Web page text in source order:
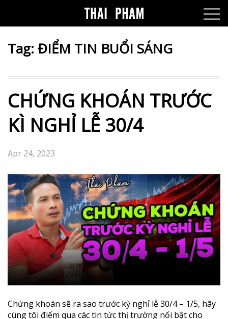
Tag: ĐIỂM TIN BUỔI SÁNG
CHỨNG KHOÁN TRƯỚC
KÌ NGHỈ LỄ 30/4
Apr 24, 2023
Chứng khoán sẽ ra sao trước kỳ nghỉ lễ 30/4 – 1/5, hãy
cùng tôi điểm qua các tin tức thị trường nổi bật cho